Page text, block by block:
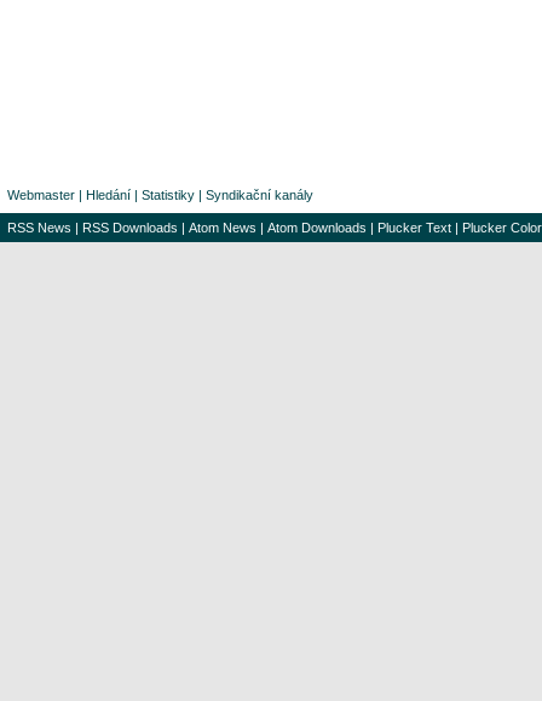
Webmaster | Hledání | Statistiky | Syndikační kanály
RSS News | RSS Downloads | Atom News | Atom Downloads | Plucker Text | Plucker Color